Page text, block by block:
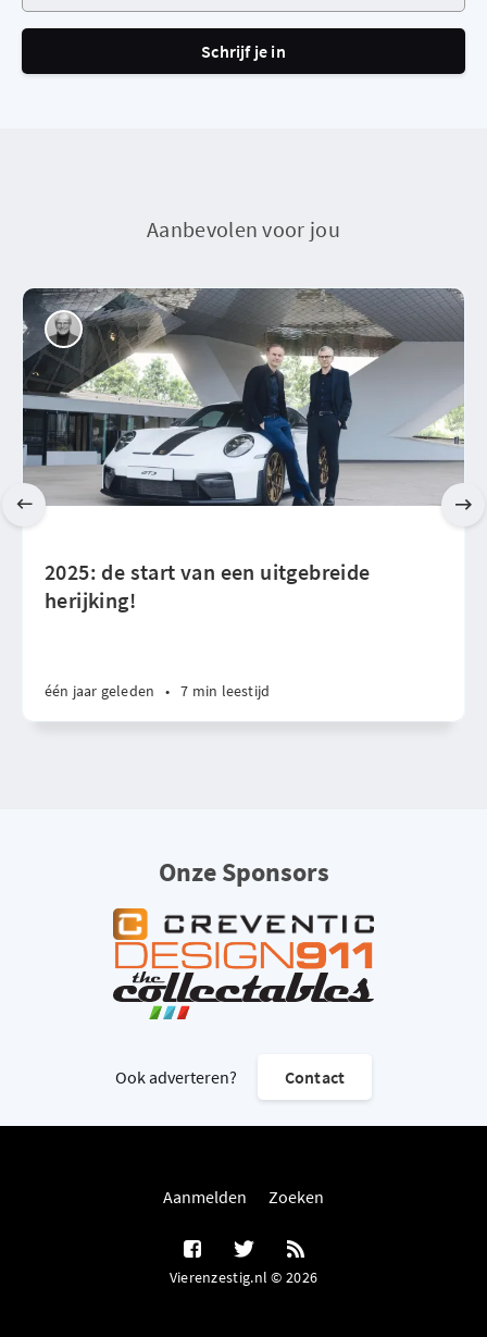
Schrijf je in
Aanbevolen voor jou
2025: de start van een uitgebreide
herijking!
één jaar geleden • 7 min leestijd
Onze Sponsors
Ook adverteren? Contact
Aanmelden Zoeken
Vierenzestig.nl © 2026